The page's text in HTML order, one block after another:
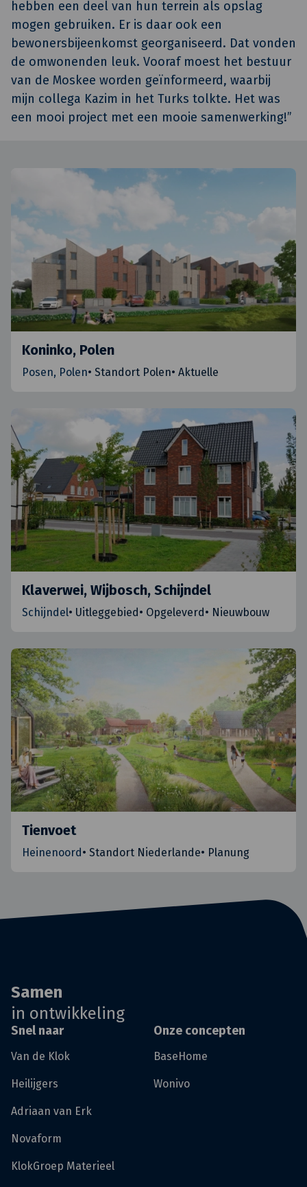
hebben een deel van hun terrein als opslag
mogen gebruiken. Er is daar ook een
bewonersbijeenkomst georganiseerd. Dat vonden
de omwonenden leuk. Vooraf moest het bestuur
van de Moskee worden geïnformeerd, waarbij
mijn collega Kazim in het Turks tolkte. Het was
een mooi project met een mooie samenwerking!”
Koninko, Polen
Posen, Polen• Standort Polen• Aktuelle
Klaverwei, Wijbosch, Schijndel
Schijndel• Uitleggebied• Opgeleverd• Nieuwbouw
Tienvoet
Heinenoord• Standort Niederlande• Planung
Samen
in ontwikkeling
Snel naar
Van de Klok
Heilijgers
Adriaan van Erk
Novaform
KlokGroep Materieel
Onze concepten
BaseHome
Wonivo